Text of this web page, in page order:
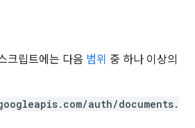
크립트에는 다음 범위 중 하나 이상의
auth/documents.